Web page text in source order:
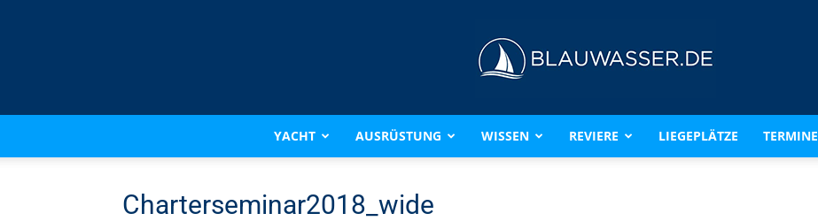
BLAUWASSER.DE
YACHT AUSRÜSTUNG WISSEN REVIERE LIEGEPLÄTZE TERMINE
Charterseminar2018_wide